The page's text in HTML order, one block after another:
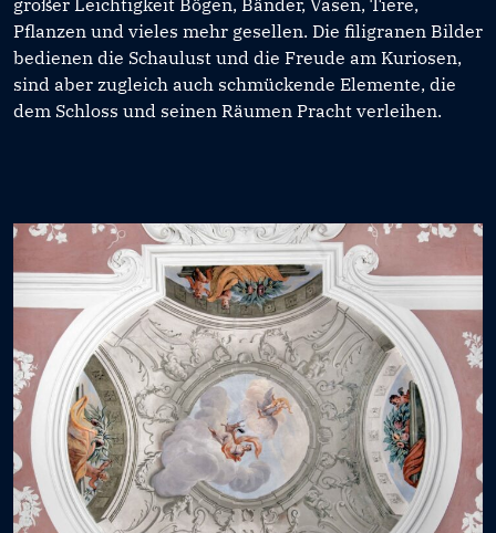
Pflanzen und vieles mehr gesellen. Die filigranen Bilder
bedienen die Schaulust und die Freude am Kuriosen,
sind aber zugleich auch schmückende Elemente, die
dem Schloss und seinen Räumen Pracht verleihen.